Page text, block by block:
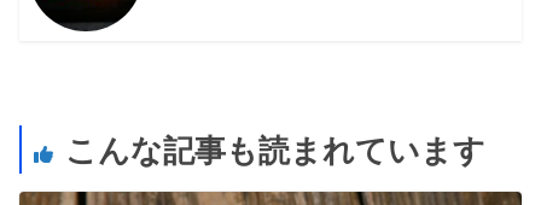
こんな記事も読まれています